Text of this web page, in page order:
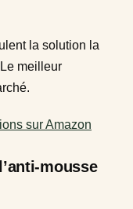
la solution la
meilleur
sur Amazon
mousse